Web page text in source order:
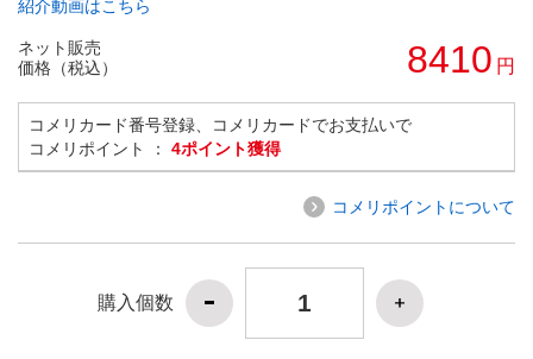
紹介動画はこちら
ネット販売
価格（税込）
8410 円
コメリカード番号登録、コメリカードでお支払いで
コメリポイント ： 4ポイント獲得
コメリポイントについて
購入個数